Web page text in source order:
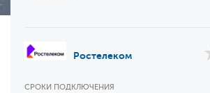
Ростелеком
СРОКИ ПОДКЛЮЧЕНИЯ